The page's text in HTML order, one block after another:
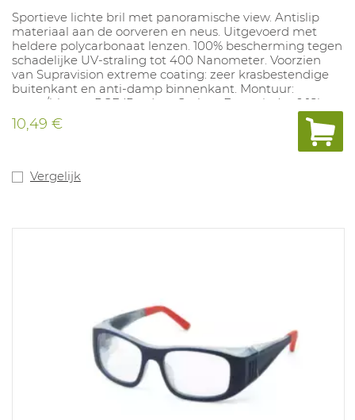
Sportieve lichte bril met panoramische view. Antislip
materiaal aan de oorveren en neus. Uitgevoerd met
heldere polycarbonaat lenzen. 100% bescherming tegen
schadelijke UV-straling tot 400 Nanometer. Voorzien
van Supravision extreme coating: zeer krasbestendige
buitenkant en anti-damp binnenkant. Montuur:
zwart/blauw . PCF (Product Carbon Footprint) = 0,18kg
CO². Conform : EN 166 - EN 170 . 2C-1,2 . Lichtgewicht: 23
gram
10,49 €
Vergelijk